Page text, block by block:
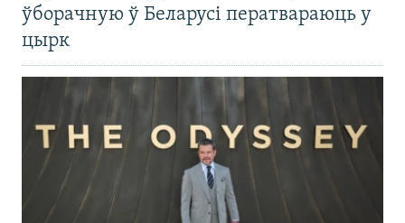
ўборачную ў Беларусі ператвараюць у
цырк